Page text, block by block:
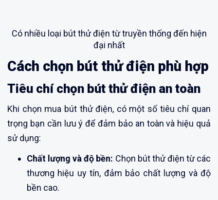
Có nhiều loại bút thử điện từ truyền thống đến hiện
đại nhất
Cách chọn bút thử điện phù hợp
Tiêu chí chọn bút thử điện an toàn
Khi chọn mua bút thử điện, có một số tiêu chí quan
trọng bạn cần lưu ý để đảm bảo an toàn và hiệu quả
sử dụng:
Chất lượng và độ bền: Chọn bút thử điện từ các
thương hiệu uy tín, đảm bảo chất lượng và độ
bền cao.